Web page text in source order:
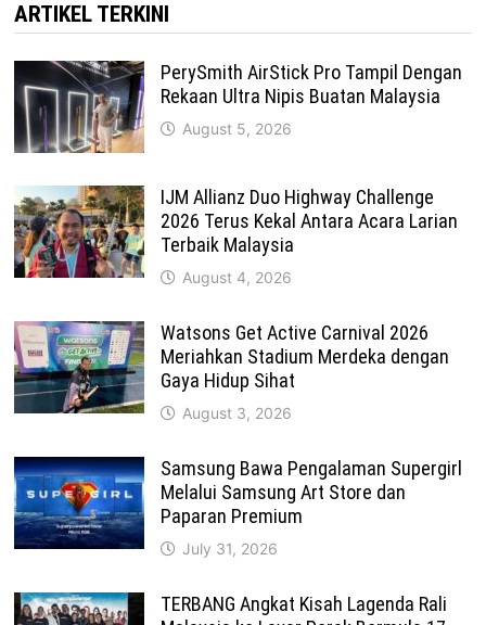
ARTIKEL TERKINI
PerySmith AirStick Pro Tampil Dengan
Rekaan Ultra Nipis Buatan Malaysia
August 5, 2026
IJM Allianz Duo Highway Challenge
2026 Terus Kekal Antara Acara Larian
Terbaik Malaysia
August 4, 2026
Watsons Get Active Carnival 2026
Meriahkan Stadium Merdeka dengan
Gaya Hidup Sihat
August 3, 2026
Samsung Bawa Pengalaman Supergirl
Melalui Samsung Art Store dan
Paparan Premium
July 31, 2026
TERBANG Angkat Kisah Lagenda Rali